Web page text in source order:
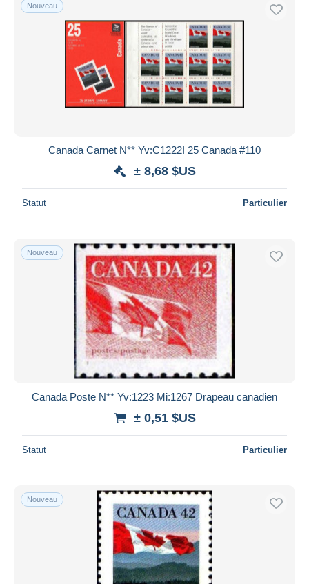
Nouveau
Canada Carnet N** Yv:C1222I 25 Canada #110
± 8,68 $US
Statut Particulier
Nouveau
Canada Poste N** Yv:1223 Mi:1267 Drapeau canadien
± 0,51 $US
Statut Particulier
Nouveau